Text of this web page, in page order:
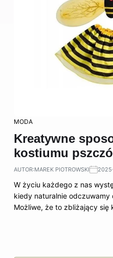
MODA
Kreatywne
kostiumu
AUTOR:MAREK PIOTROWSKI
W życiu każdego z nas
kiedy naturalnie odczuwamy
Możliwe, że to zbliżający się